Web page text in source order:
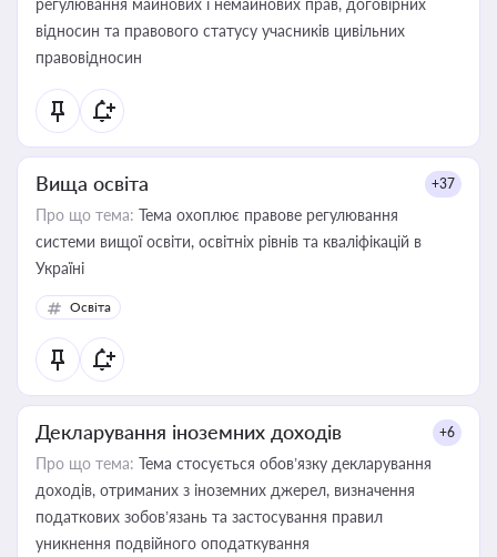
регулювання майнових і немайнових прав, договірних
відносин та правового статусу учасників цивільних
правовідносин
Вища освіта +37
Про що тема: Тема охоплює правове регулювання
системи вищої освіти, освітніх рівнів та кваліфікацій в
Україні
Освіта
Декларування іноземних доходів +6
Про що тема: Тема стосується обов’язку декларування
доходів, отриманих з іноземних джерел, визначення
податкових зобов’язань та застосування правил
уникнення подвійного оподаткування